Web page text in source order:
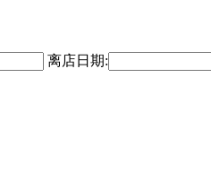
离店日期: